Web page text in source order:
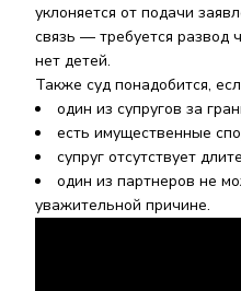
уклоняется от подачи
связь — требуется развод
нет детей.
Также суд понадобится,
один из супругов за
есть имущественные
супруг отсутствует
один из партнеров не
уважительной причине.